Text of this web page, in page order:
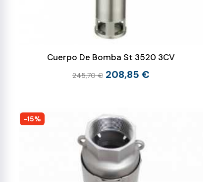
Cuerpo De Bomba St 3520 3CV
245,70 € 208,85 €
-15%